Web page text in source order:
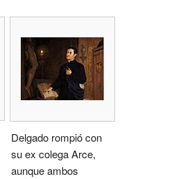
Delgado rompió con
su ex colega Arce,
aunque ambos